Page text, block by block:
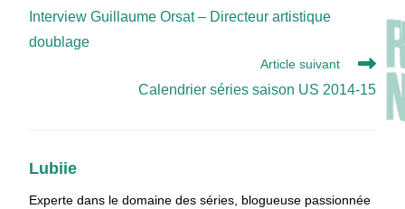
articles
Interview Guillaume Orsat – Directeur artistique
doublage
Article suivant
Calendrier séries saison US 2014-15
Lubiie
Experte dans le domaine des séries, blogueuse passionnée